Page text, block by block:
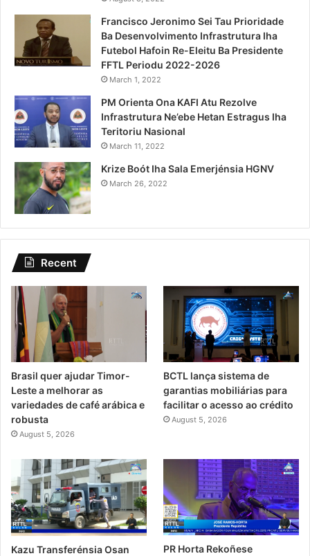
Francisco Jeronimo Sei Tau Prioridade
Ba Desenvolvimento Infrastrutura Iha
Futebol Hafoin Re-Eleitu Ba Presidente
FFTL Periodu 2022-2026
March 1, 2022
PM Orienta Ona KAFI Atu Rezolve
Infrastrutura Ne’ebe Hetan Estragus Iha
Teritoriu Nasional
March 11, 2022
Krize Boót Iha Sala Emerjénsia HGNV
March 26, 2022
Recent
Brasil quer ajudar Timor-
Leste a melhorar as
variedades de café arábica e
robusta
August 5, 2026
BCTL lança sistema de
garantias mobiliárias para
facilitar o acesso ao crédito
August 5, 2026
Kazu Transferénsia Osan
PR Horta Rekoñese